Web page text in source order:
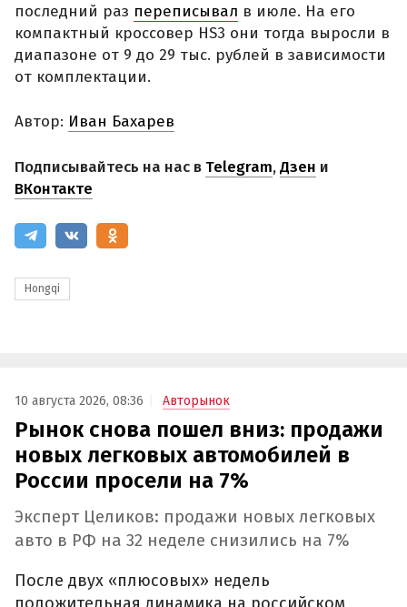
последний раз переписывал в июле. На его
компактный кроссовер HS3 они тогда выросли в
диапазоне от 9 до 29 тыс. рублей в зависимости
от комплектации.
Автор: Иван Бахарев
Подписывайтесь на нас в Telegram,Дзен и
ВКонтакте
Hongqi
10 августа 2026, 08:36 Авторынок
Рынок снова пошел вниз: продажи
новых легковых автомобилей в
России просели на 7%
Эксперт Целиков: продажи новых легковых
авто в РФ на 32 неделе снизились на 7%
После двух «плюсовых» недель